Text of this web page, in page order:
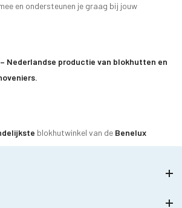
en ondersteunen je graag bij jouw
– Nederlandse productie van blokhutten en
blokhutwinkel van de Benelux